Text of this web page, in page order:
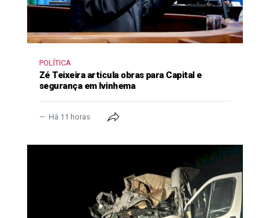
POLÍTICA
Zé Teixeira articula obras para Capital e
segurança em Ivinhema
Há 11 horas